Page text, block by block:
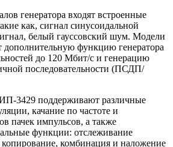
генератора входят встроенные
как, сигнал синусоидальной
белый гауссовский шум. Модели
функцию генератора
до 120 Мбит/с и генерацию
последовательности (ПСДП/
3429 поддерживают различные
качание по частоте и
пачек импульсов, а также
функции: отслеживание
комбинация и наложение